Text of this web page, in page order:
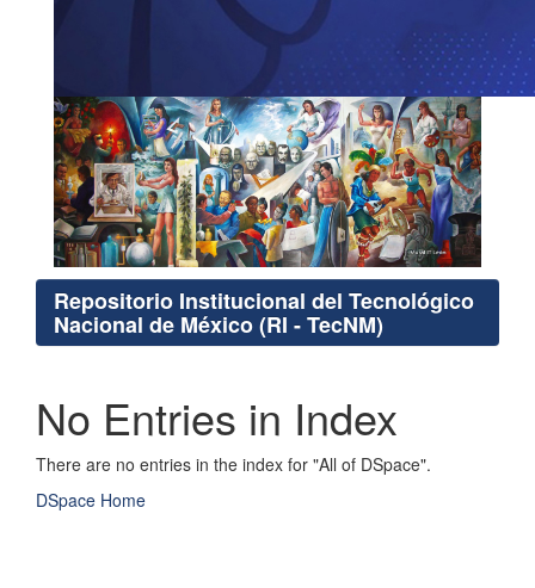
Repositorio Institucional del Tecnológico
Nacional de México (RI - TecNM)
No Entries in Index
There are no entries in the index for "All of DSpace".
DSpace Home